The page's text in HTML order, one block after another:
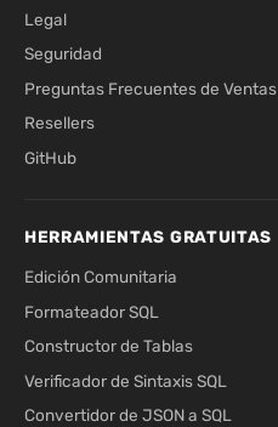
Legal
Seguridad
Preguntas Frecuentes de Ventas
Resellers
GitHub
HERRAMIENTAS GRATUITAS
Edición Comunitaria
Formateador SQL
Constructor de Tablas
Verificador de Sintaxis SQL
Convertidor de JSON a SQL